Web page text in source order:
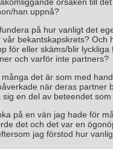
han uppnå?
på hur vanligt det
vår bekantskapskrets? Och
för eller skäms/blir lyckliga
och varför inte partners?
det är som med
när deras partner
sig en del av beteendet
på en vän jag hade för
det och det var en
jag förstod hur